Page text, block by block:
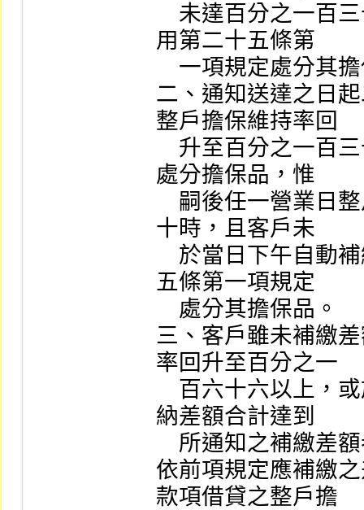
用第二十五條第
二、通知送達之日
整戶擔保維持率回
處分擔保品，惟
十時，且客戶未
五條第一項規定
三、客戶雖未補繳
率回升至百分之一
納差額合計達到
依前項規定應補繳
款項借貸之整戶擔